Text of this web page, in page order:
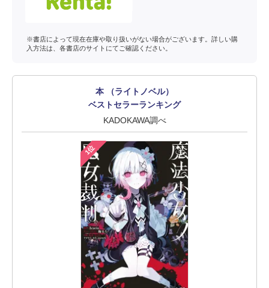
※書店によって現在在庫や取り扱いがない場合がございます。詳しい購
入方法は、各書店のサイトにてご確認ください。
本 （ライトノベル）
ベストセラーランキング
KADOKAWA調べ
1位